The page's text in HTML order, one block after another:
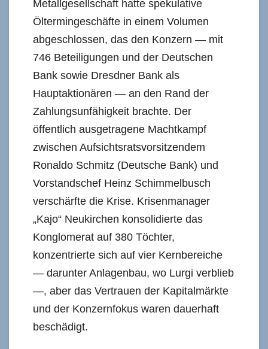
Metallgesellschaft hatte spekulative
Öltermingeschäfte in einem Volumen
abgeschlossen, das den Konzern — mit
746 Beteiligungen und der Deutschen
Bank sowie Dresdner Bank als
Hauptaktionären — an den Rand der
Zahlungsunfähigkeit brachte. Der
öffentlich ausgetragene Machtkampf
zwischen Aufsichtsratsvorsitzendem
Ronaldo Schmitz (Deutsche Bank) und
Vorstandschef Heinz Schimmelbusch
verschärfte die Krise. Krisenmanager
„Kajo“ Neukirchen konsolidierte das
Konglomerat auf 380 Töchter,
konzentrierte sich auf vier Kernbereiche
— darunter Anlagenbau, wo Lurgi verblieb
—, aber das Vertrauen der Kapitalmärkte
und der Konzernfokus waren dauerhaft
beschädigt.